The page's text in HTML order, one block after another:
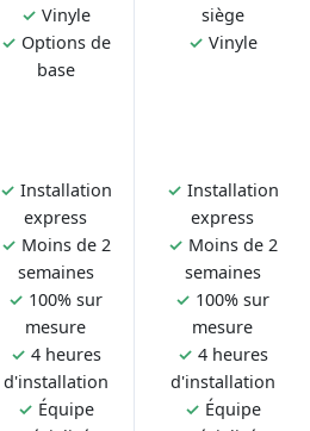
✓ Vinyle
✓ Options de
base
siège
✓ Vinyle
✓ Installation
express
✓ Moins de 2
semaines
✓ 100% sur
mesure
✓ 4 heures
d'installation
✓ Équipe
✓ Installation
express
✓ Moins de 2
semaines
✓ 100% sur
mesure
✓ 4 heures
d'installation
✓ Équipe